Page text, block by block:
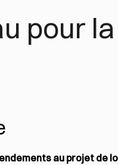
pour
au projet de